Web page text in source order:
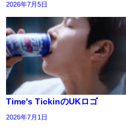
2026年7月5日
Time's TickinのUKロゴ
2026年7月1日